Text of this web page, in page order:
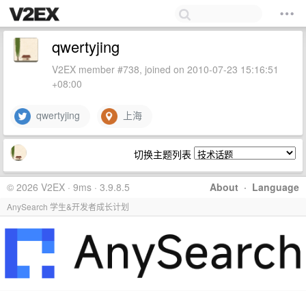
qwertyjing
V2EX member #738, joined on 2010-07-23 15:16:51
+08:00
qwertyjing 上海
切换主题列表
About · Language
© 2026 V2EX · 9ms · 3.9.8.5
AnySearch 学生&开发者成长计划